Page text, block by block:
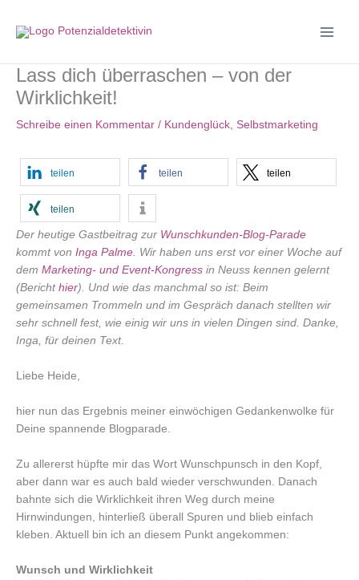
Inhalt
Lass dich überraschen – von der
Wirklichkeit!
Schreibe einen Kommentar / Kundenglück, Selbstmarketing
teilen teilen teilen
teilen
Der heutige Gastbeitrag zur Wunschkunden-Blog-Parade
kommt von Inga Palme. Wir haben uns erst vor einer Woche auf
dem Marketing- und Event-Kongress in Neuss kennen gelernt
(Bericht hier). Und wie das manchmal so ist: Beim
gemeinsamen Trommeln und im Gespräch danach stellten wir
sehr schnell fest, wie einig wir uns in vielen Dingen sind. Danke,
Inga, für deinen Text.
Liebe Heide,
hier nun das Ergebnis meiner einwöchigen Gedankenwolke für
Deine spannende Blogparade.
Zu allererst hüpfte mir das Wort Wunschpunsch in den Kopf,
aber dann war es auch bald wieder verschwunden. Danach
bahnte sich die Wirklichkeit ihren Weg durch meine
Hirnwindungen, hinterließ überall Spuren und blieb einfach
kleben. Aktuell bin ich an diesem Punkt angekommen:
Wunsch und Wirklichkeit